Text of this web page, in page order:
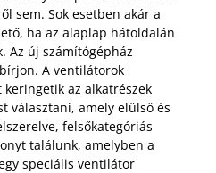
sem. Sok esetben akár a
ha az alaplap hátoldalán
Az új számítógépház
A ventilátorok
az alkatrészek
választani, amely elülső és
felsőkategóriás
találunk, amelyben a
speciális ventilátor